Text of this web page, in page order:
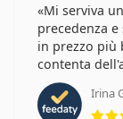
Mi serviva
precedenza
in prezzo più
contenta
Irina